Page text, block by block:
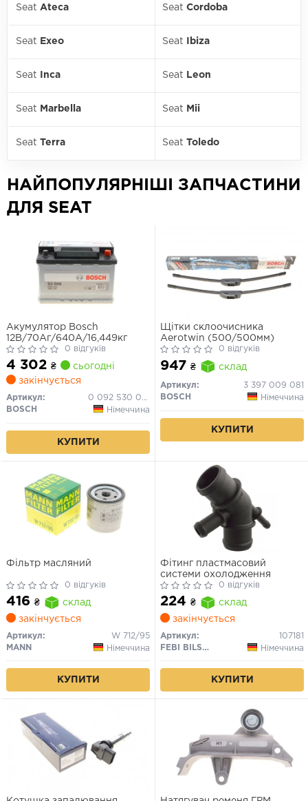
Seat Ateca Seat Cordoba
Seat Exeo Seat Ibiza
Seat Inca Seat Leon
Seat Marbella Seat Mii
Seat Terra Seat Toledo
НАЙПОПУЛЯРНІШІ ЗАПЧАСТИНИ
ДЛЯ SEAT
Акумулятор Bosch
12В/70Аг/640А/16,449кг
0 відгуків
4 302 ₴
сьогодні
закінчується
Артикул:
0 092 S30 080
BOSCH
Німеччина
КУПИТИ
Щітки склоочисника
Aerotwin (500/500мм)
0 відгуків
947 ₴ склад
Артикул:
3 397 009 081
BOSCH
Німеччина
КУПИТИ
Фільтр масляний
0 відгуків
416 ₴
склад
закінчується
Артикул:
W 712/95
MANN
Німеччина
КУПИТИ
Фітинг пластмасовий
системи охолодження
0 відгуків
224 ₴
склад
закінчується
Артикул:
107181
FEBI BILSTEIN
Німеччина
КУПИТИ